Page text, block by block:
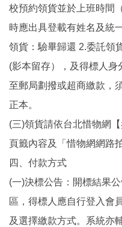
校預約領貨並於上班時間
時應出具登載有姓名及統
領貨：驗畢歸還 2.委託領
(影本留存），及得標人
至郵局劃撥或超商繳款，
正本。
(三)領貨請依台北惜物網
頁籤內容及「惜物網網路
四、付款方式
(一)決標公告：開標結果
區，得標人應自行登入會
及選擇繳款方式。系統亦